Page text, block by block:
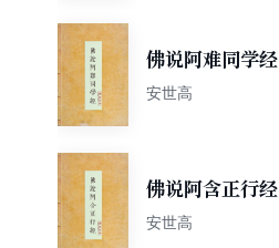
佛说阿难同学经
安世高
佛说阿含正行经
安世高